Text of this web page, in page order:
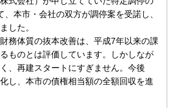
本市・会社の双方が調停案を受諾し、
した。
務体質の抜本改善は、平成7年以来の課
ものとは評価しています。しかしなが
、再建スタートにすぎません。今後
し、本市の債権相当額の全額回収を進